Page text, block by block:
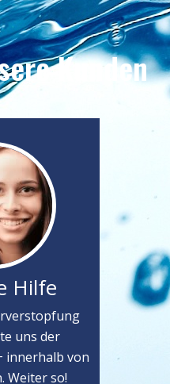
Kunden
Hilfe
uns der
innerhalb von
Weiter so!